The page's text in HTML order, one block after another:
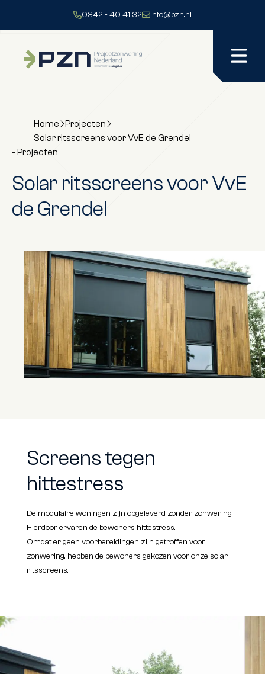
0342 - 40 41 32 info@pzn.nl
Terug naar de startpagina Menu
Solar ritsscreens voor VvE
de Grendel
Home
Projecten
Solar ritsscreens voor VvE de Grendel
- Projecten
Screens tegen
hittestress
De modulaire woningen zijn opgeleverd zonder zonwering.
Hierdoor ervaren de bewoners hittestress.
Omdat er geen voorbereidingen zijn getroffen voor
zonwering, hebben de bewoners gekozen voor onze solar
ritsscreens.